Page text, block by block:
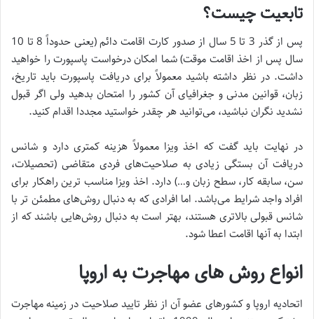
تابعیت چیست؟
پس از گذر 3 تا 5 سال از صدور کارت اقامت دائم (یعنی حدوداً 8 تا 10
سال پس از اخذ اقامت موقت) شما امکان درخواست پاسپورت را خواهید
داشت. در نظر داشته باشید معمولاً برای دریافت پاسپورت باید تاریخ،
زبان، قوانین مدنی و جغرافیای آن کشور را امتحان بدهید ولی اگر قبول
نشدید نگران نباشید، می‌توانید هر چقدر خواستید مجددا اقدام کنید.
در نهایت باید گفت که اخذ ویزا معمولاً هزینه کمتری دارد و شانس
دریافت آن بستگی زیادی به صلاحیت‌های فردی متقاضی (تحصیلات،
سن، سابقه کار، سطح زبان و…) دارد. اخذ ویزا مناسب ترین راهکار برای
افراد واجد شرایط می‌باشد. اما افرادی که به دنبال روش‌های مطمئن تر با
شانس قبولی بالاتری هستند، بهتر است به دنبال روش‌هایی باشند که از
ابتدا به آنها اقامت اعطا شود.
انواع روش های مهاجرت به اروپا
اتحادیه اروپا و کشورهای عضو آن از نظر تایید صلاحیت در زمینه مهاجرت